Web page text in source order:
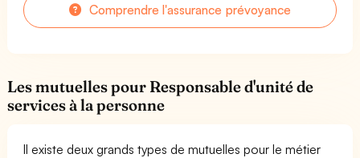
Comprendre l'assurance prévoyance
Les mutuelles pour Responsable d'unité de
services à la personne
Il existe deux grands types de mutuelles pour le métier